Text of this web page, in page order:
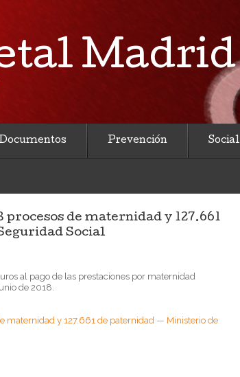
Madrid
Prevención Social
de maternidad y 127.661
Social
al pago de las prestaciones por maternidad
de 2018.
maternidad y 127.661 de paternidad — Ministerio de